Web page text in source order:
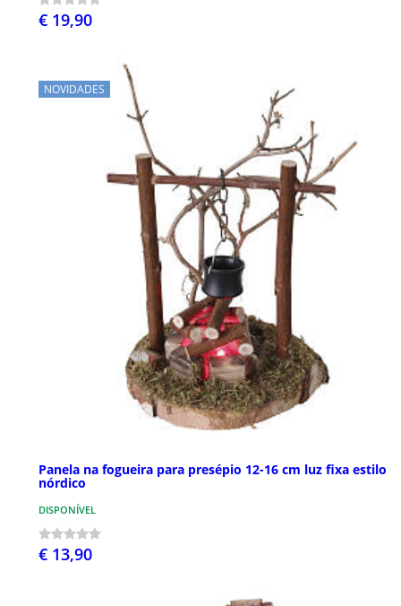
€ 19,90
NOVIDADES
Panela na fogueira para presépio 12-16 cm luz fixa estilo
nórdico
DISPONÍVEL
€ 13,90